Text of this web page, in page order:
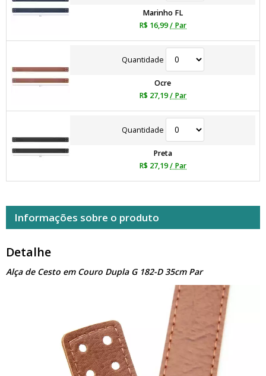
Marinho FL
R$ 16,99/ Par
Quantidade
Ocre
R$ 27,19/ Par
Quantidade
Preta
R$ 27,19/ Par
Informações sobre o produto
Detalhe
Alça de Cesto em Couro Dupla G 182-D 35cm Par